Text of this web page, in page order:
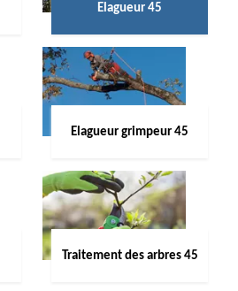
Elagueur 45
Elagueur grimpeur 45
Traitement des arbres 45